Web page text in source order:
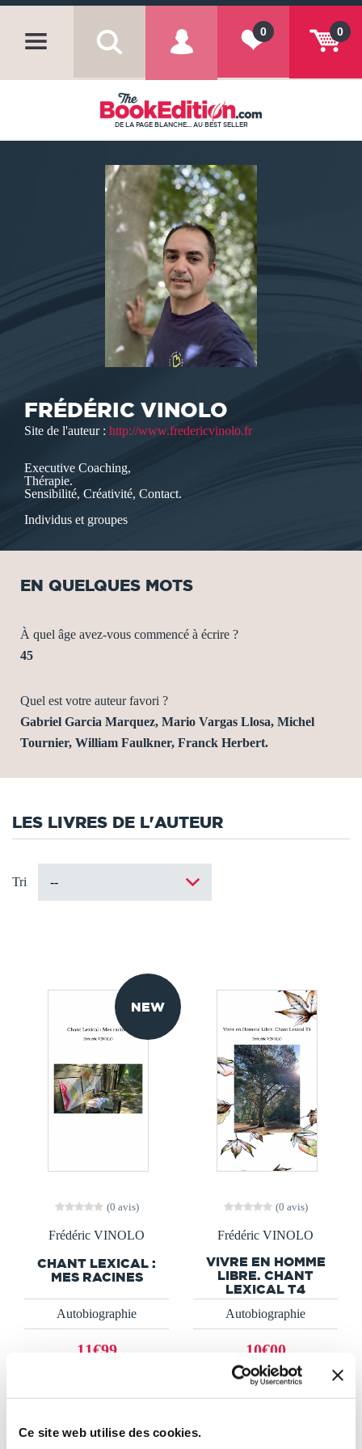
Ce site web utilise des cookies.
0
0
DE LA PAGE BLANCHE... AU BEST SELLER
FRÉDÉRIC VINOLO
Site de l'auteur : http://www.fredericvinolo.fr
Executive Coaching,
Thérapie.
Sensibilité, Créativité, Contact.
Individus et groupes
EN QUELQUES MOTS
À quel âge avez-vous commencé à écrire ?
45
Quel est votre auteur favori ?
Gabriel Garcia Marquez, Mario Vargas Llosa, Michel
Tournier, William Faulkner, Franck Herbert.
LES LIVRES DE L'AUTEUR
Tri
NEW
(0 avis)
Frédéric VINOLO
CHANT LEXICAL :
MES RACINES
Autobiographie
11€99
(0 avis)
Frédéric VINOLO
VIVRE EN HOMME
LIBRE. CHANT
LEXICAL T4
Autobiographie
10€00